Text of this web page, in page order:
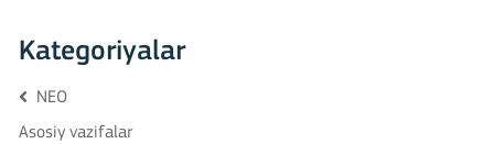
Kategoriyalar
NEO
Asosiy vazifalar